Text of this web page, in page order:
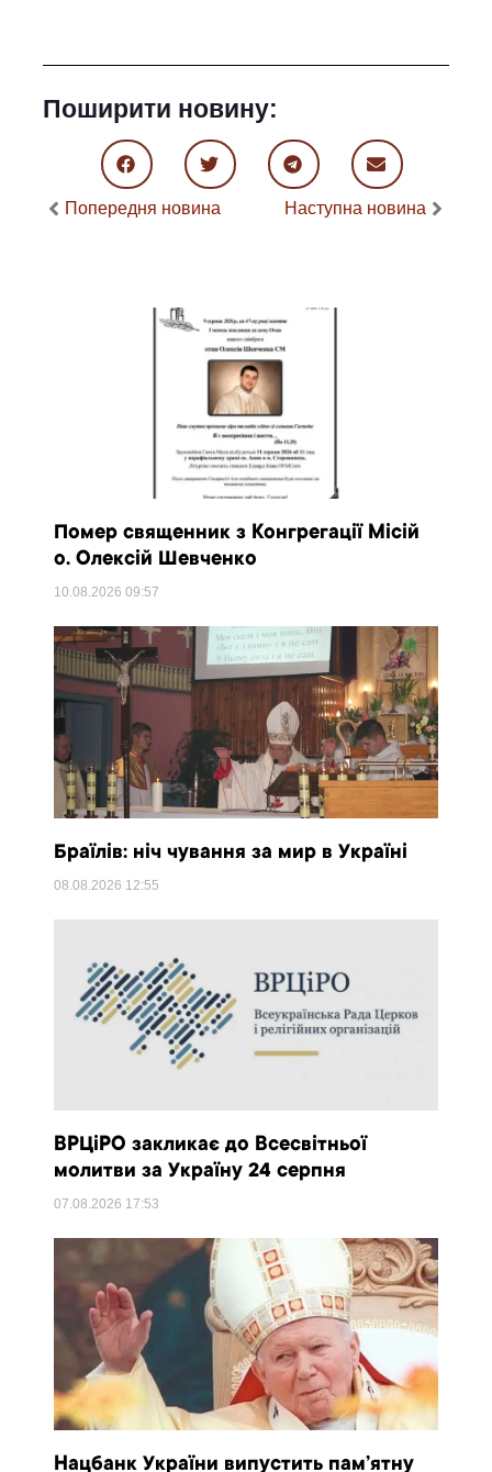
Поширити новину:
Попередня новина Наступна новина
Помер священник з Конгрегації Місій
о. Олексій Шевченко
10.08.202609:57
Браїлів: ніч чування за мир в Україні
08.08.2026 12:55
ВРЦіРО закликає до Всесвітньої
молитви за Україну 24 серпня
07.08.2026 17:53
Нацбанк України випустить пам’ятну